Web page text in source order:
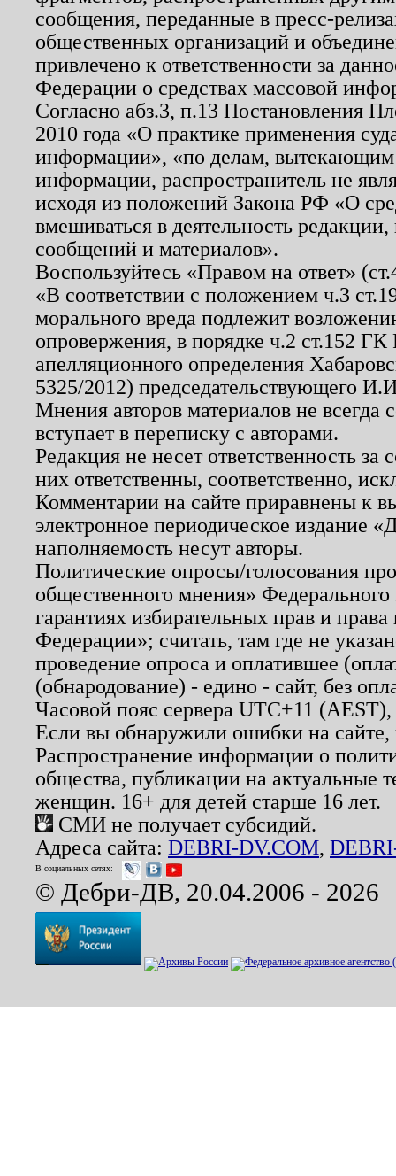
сообщения, переданные в пресс-
общественных организаций и
привлечено к ответственности за
Федерации о средствах массовой
Согласно абз.3, п.13 Постановления
2010 года «О практике применения
информации», «по делам, вытекающим
информации, распространитель не
исходя из положений Закона РФ «О
вмешиваться в деятельность
сообщений и материалов».
Воспользуйтесь «Правом на ответ»
«В соответствии с положением ч.3
морального вреда подлежит
опровержения, в порядке ч.2 ст.152
апелляционного определения
5325/2012) председательствующего
Мнения авторов материалов не
вступает в переписку с авторами.
Редакция не несет ответственность
них ответственны, соответственно,
Комментарии на сайте приравнены к
электронное периодическое издание
наполняемость несут авторы.
Политические опросы/голосования
общественного мнения»
гарантиях избирательных прав и
Федерации»; считать, там где не
проведение опроса и оплатившее
(обнародование) - едино - сайт, без
Часовой пояс сервера UTC+11
Если вы обнаружили ошибки на
Распространение информации о
общества, публикации на актуальные
женщин. 16+ для детей старше 16 лет.
СМИ не получает субсидий.
Адреса сайта: DEBRI-DV.COM,
В социальных сетях:
© Дебри-ДВ, 20.04.2006 - 2026